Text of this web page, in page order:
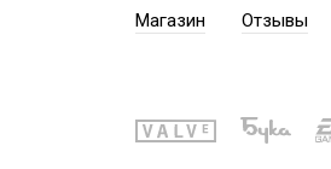
Магазин Отзывы